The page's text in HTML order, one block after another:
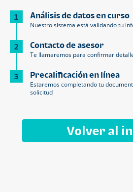
1 Análisis de datos en curso
Nuestro sistema está validando tu
2 Contacto de asesor
Te llamaremos para confirmar
3 Precalificación en línea
Estaremos completando tu
solicitud
Volver al